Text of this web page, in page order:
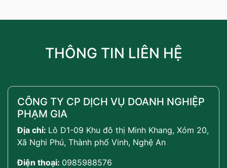
THÔNG TIN LIÊN HỆ
CÔNG TY CP DỊCH VỤ DOANH NGHIỆP
PHẠM GIA
Địa chỉ: Lô D1-09 Khu đô thị Minh Khang, Xóm 20,
Xã Nghi Phú, Thành phố Vinh, Nghệ An
Điện thoại: 0985988576